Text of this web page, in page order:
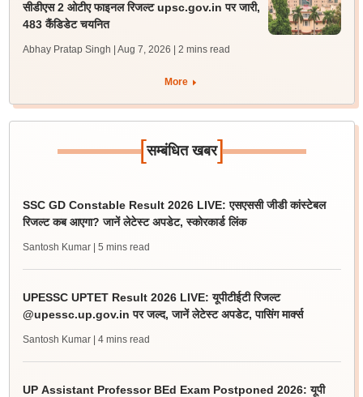
सीडीएस 2 ओटीए फाइनल रिजल्ट upsc.gov.in पर जारी,
483 कैंडिडेट चयनित
Abhay Pratap Singh | Aug 7, 2026 | 2 mins read
More
[सम्बंधित खबर]
SSC GD Constable Result 2026 LIVE: एसएससी जीडी कांस्टेबल
रिजल्ट कब आएगा? जानें लेटेस्ट अपडेट, स्कोरकार्ड लिंक
Santosh Kumar | 5 mins read
UPESSC UPTET Result 2026 LIVE: यूपीटीईटी रिजल्ट
@upessc.up.gov.in पर जल्द, जानें लेटेस्ट अपडेट, पासिंग मार्क्स
Santosh Kumar | 4 mins read
UP Assistant Professor BEd Exam Postponed 2026: यूपी